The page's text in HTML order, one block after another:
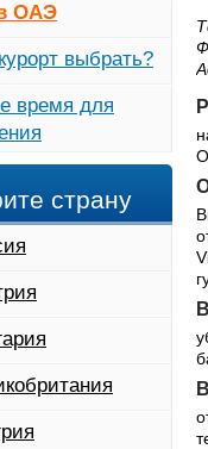
ОАЭ
выбрать?
время для
страну